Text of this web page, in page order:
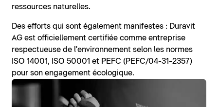
ressources naturelles.
Des efforts qui sont également manifestes : Duravit
AG est officiellement certifiée comme entreprise
respectueuse de l'environnement selon les normes
ISO 14001, ISO 50001 et PEFC (PEFC/04-31-2357)
pour son engagement écologique.